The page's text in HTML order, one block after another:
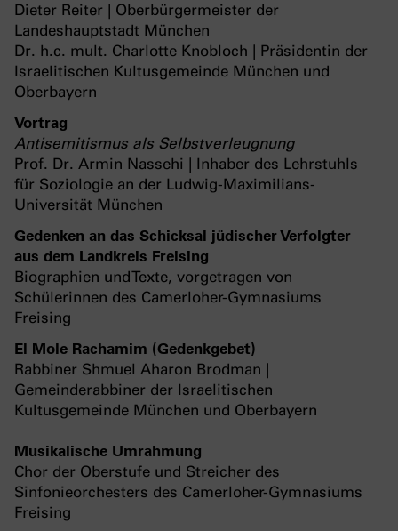
Dieter Reiter | Oberbürgermeister der
Landeshauptstadt München
Dr. h.c. mult. Charlotte Knobloch | Präsidentin der
Israelitischen Kultusgemeinde München und
Oberbayern
Vortrag
Antisemitismus als Selbstverleugnung
Prof. Dr. Armin Nassehi | Inhaber des Lehrstuhls
für Soziologie an der Ludwig-Maximilians-
Universität München
Gedenken an das Schicksal jüdischer Verfolgter
aus dem Landkreis Freising
Biographien und Texte, vorgetragen von
Schülerinnen des Camerloher-Gymnasiums
Freising
El Mole Rachamim (Gedenkgebet)
Rabbiner Shmuel Aharon Brodman |
Gemeinderabbiner der Israelitischen
Kultusgemeinde München und Oberbayern
Musikalische Umrahmung
Chor der Oberstufe und Streicher des
Sinfonieorchesters des Camerloher-Gymnasiums
Freising